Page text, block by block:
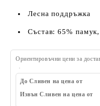
Лесна поддръжка
Състав: 65%
Ориентировъчни цени за
До Сливен на цена от
Извън Сливен на цена от